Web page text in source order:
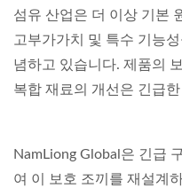
섬유 산업은 더 이상 기본
고부가가치 및 특수 기능
념하고 있습니다. 제품의
복합 재료의 개선은 긴급
NamLiong Global은 긴급
여 이 보호 조끼를 재설계